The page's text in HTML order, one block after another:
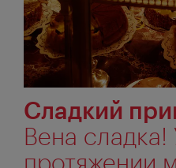
Сладкий
Вена сладка!
протяжении